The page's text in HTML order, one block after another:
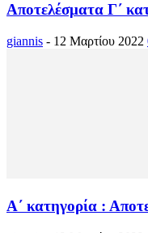
Αποτελέσματα Γ΄
giannis - 12 Μαρτίου 2022
Α΄ κατηγορία :